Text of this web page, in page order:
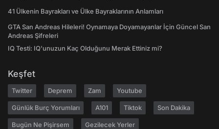
41 Ülkenin Bayrakları ve Ülke Bayraklarının Anlamları
GTA San Andreas Hileleri! Oynamaya Doyamayanlar İçin Güncel San
Andreas Şifreleri
IQ Testi: IQ'unuzun Kaç Olduğunu Merak Ettiniz mi?
Keşfet
Twitter Deprem Zam Youtube
Günlük Burç Yorumları A101 Tiktok Son Dakika
Bugün Ne Pişirsem Gezilecek Yerler